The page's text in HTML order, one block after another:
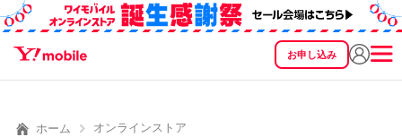
お申し込み
SEARCH
ホーム オンラインストア